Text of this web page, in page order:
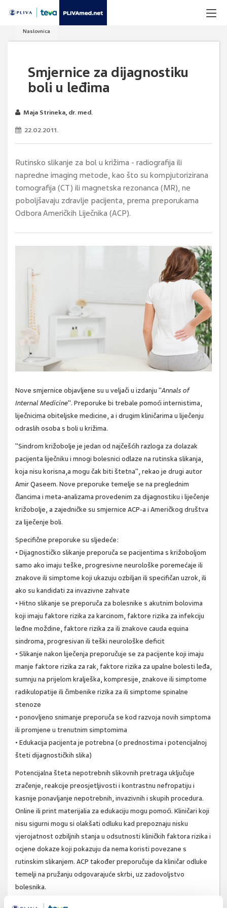
Naslovnica
Smjernice za dijagnostiku
boli u leđima
Maja Strineka, dr. med.
22.02.2011.
Rutinsko slikanje za bol u križima - radiografija ili
napredne imaging metode, kao što su kompjutorizirana
tomografija (CT) ili magnetska rezonanca (MR), ne
poboljšavaju zdravlje pacijenta, prema preporukama
Odbora Američkih Liječnika (ACP).
Nove smjernice objavljene su u veljači u izdanju "Annals of
Internal Medicine". Preporuke bi trebale pomoći internistima,
liječnicima obiteljske medicine, a i drugim kliničarima u liječenju
odraslih osoba s boli u križima.
"Sindrom križobolje je jedan od najčešćih razloga za dolazak
pacijenta liječniku i mnogi bolesnici odlaze na rutinska slikanja,
koja nisu korisna,a mogu čak biti štetna", rekao je drugi autor
Amir Qaseem. Nove preporuke temelje se na preglednim
člancima i meta-analizama provedenim za dijagnostiku i liječenje
križobolje, a zajedničke su smjernice ACP-a i Američkog društva
za liječenje boli.
Specifične preporuke su sljedeće:
• Dijagnostičko slikanje preporuča se pacijentima s križoboljom
samo ako imaju teške, progresivne neurološke poremećaje ili
znakove ili simptome koji ukazuju ozbiljan ili specifičan uzrok, ili
ako su kandidati za invazivne zahvate
• Hitno slikanje se preporuča za bolesnike s akutnim bolovima
koji imaju faktore rizika za karcinom, faktore rizika za infekciju
leđne moždine, faktore rizika za ili znakove cauda equina
sindroma, progresivan ili teški neurološke deficit
• Slikanje nakon liječenja preporučuje se za pacijente koji imaju
manje faktore rizika za rak, faktore rizika za upalne bolesti leđa,
sumnju na prijelom kralješka, kompresije, znakove ili simptome
radikulopatije ili čimbenike rizika za ili simptome spinalne
stenoze
• ponovljeno snimanje preporuča se kod razvoja novih simptoma
ili promjene u trenutnim simptomima
• Edukacija pacijenta je potrebna (o prednostima i potencijalnoj
šteti dijagnostičkih slika)
Potencijalna šteta nepotrebnih slikovnih pretraga uključuje
zračenje, reakcije preosjetljivosti i kontrastnu nefropatiju i
kasnije ponavljanje nepotrebnih, invazivnih i skupih procedura.
Online ili print materijalia za edukaciju mogu pomoći. Kliničari koji
nisu sigurni mogu si olakšati odluku kad prepoznaju nisku
vjerojatnost ozbiljnih stanja u odsutnosti kliničkih faktora rizika i
ocjene dokaze koji pokazuju da nema koristi povezane s
rutinskim slikanjem. ACP također preporučuje da kliničar odluke
temelji na pružanju odgovarajuće skrbi, uz zadovoljstvo
bolesnika.
Ann Intern Med. 2011;154(3):181-189.